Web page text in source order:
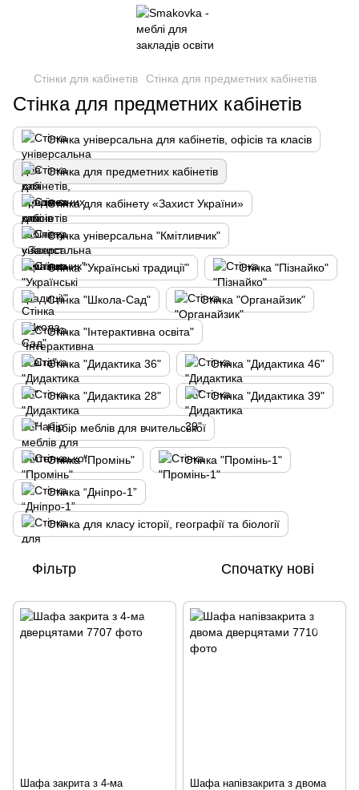
Стінки для кабінетів Стінка для предметних кабінетів
Стінка для предметних кабінетів
Стінка універсальна для кабінетів, офісів та класів
Стінка для предметних кабінетів
Стінка для кабінету «Захист України»
Стінка універсальна "Кмітливчик"
Стінка "Українські традиції" Стінка "Пізнайко"
Стінка "Школа-Сад" Стінка "Органайзик"
Стінка "Інтерактивна освіта"
Стінка "Дидактика 36" Стінка "Дидактика 46"
Стінка "Дидактика 28" Стінка "Дидактика 39"
Набір меблів для вчительської
Стінка "Промінь" Стінка "Промінь-1"
Стінка “Дніпро-1”
Стінка для класу історії, географії та біології
Фільтр Спочатку нові
Шафа закрита з 4-ма
Шафа напівзакрита з двома